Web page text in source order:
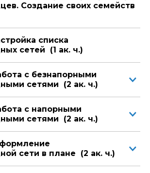
Создание своих семейств
списка
сетей (1 ак. ч.)
с безнапорными
сетями (2 ак. ч.)
с напорными
сетями (2 ак. ч.)
сети в плане (2 ак. ч.)